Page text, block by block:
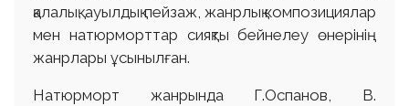
қалалық, ауылдық пейзаж, жанрлық композициялар
мен натюрморттар сияқты бейнелеу өнерінің
жанрлары ұсынылған.
Натюрморт жанрында Г.Оспанов, В.